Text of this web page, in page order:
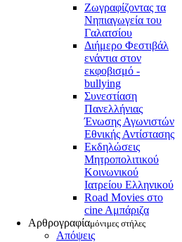
Ζωγραφίζοντας τα
Νηπιαγωγεία του
Γαλατσίου
Διήμερο Φεστιβάλ
ενάντια στον
εκφοβισμό -
bullying
Συνεστίαση
Πανελλήνιας
Ένωσης Αγωνιστών
Εθνικής Αντίστασης
Εκδηλώσεις
Μητροπολιτικού
Κοινωνικού
Ιατρείου Ελληνικού
Road Movies στο
cine Aμπάριζα
Αρθρογραφίαμόνιμες στήλες
Απόψεις